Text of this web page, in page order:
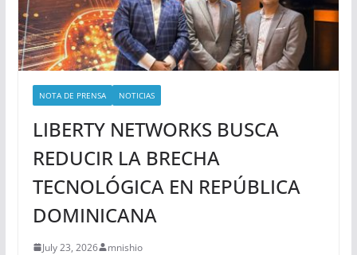
NOTA DE PRENSA NOTICIAS
LIBERTY NETWORKS BUSCA
REDUCIR LA BRECHA
TECNOLÓGICA EN REPÚBLICA
DOMINICANA
July 23, 2026 mnishio